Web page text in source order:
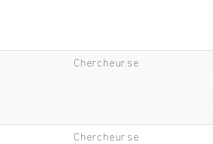
Chercheur.se
Chercheur.se